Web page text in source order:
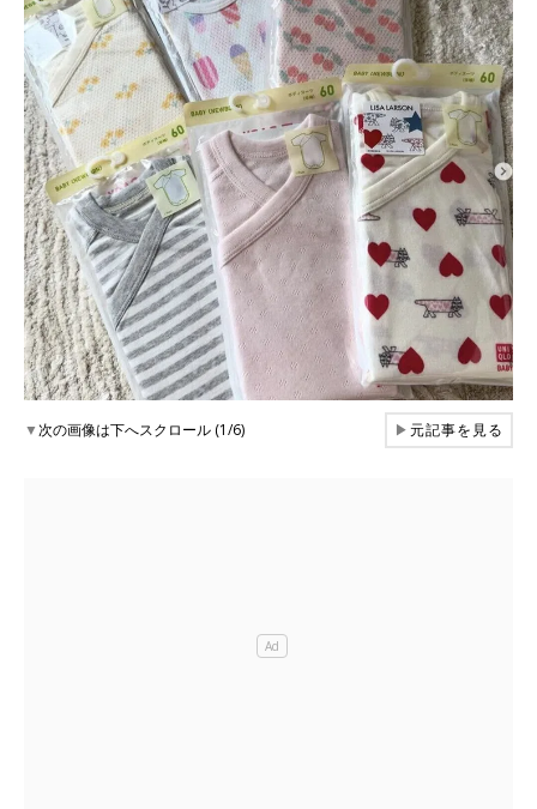
▼次の画像は下へスクロール (1/6) ▶元記事を見る